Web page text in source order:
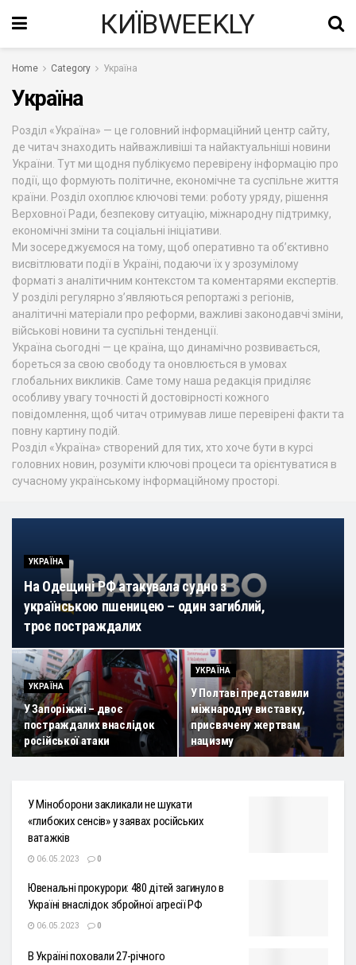
КИЇВWEEKLY
Home Category Україна
Україна
Розділ «Україна» — це головний інформаційний центр сайту,
де читач знаходить найважливіші та найактуальніші новини
України. Тут ми щодня публікуємо перевірену інформацію про
події, що формують політичне, економічне та суспільне життя
країни. Розділ охоплює ключові теми: роботу уряду, рішення
Верховної Ради, безпекову ситуацію, міжнародну підтримку,
економічні зміни та соціальні ініціативи.
Ми зосереджуємося на тому, щоб оперативно та об’єктивно
висвітлювати події в Україні, подаючи їх у зрозумілому
форматі з аналітичним контекстом та коментарями експертів.
У розділі регулярно з’являються репортажі з регіонів,
аналітичні матеріали про реформи, важливі законодавчі зміни,
військові новини та суспільні тенденції.
Україна сьогодні — це країна, що динамічно розвивається,
бореться за свою свободу та оновлюється в умовах
глобальних викликів. Саме тому наша редакція приділяє
особливу увагу точності й достовірності кожного
повідомлення, щоб читач отримував лише перевірені факти та
повну картину подій.
Розділ «Україна» створений для тих, хто хоче бути в курсі
головних новин, розуміти ключові процеси та орієнтуватися в
сучасному українському інформаційному просторі.
УКРАЇНА
На Одещині РФ атакувала судно з
українською пшеницею – один загиблий,
троє постраждалих
УКРАЇНА
У Запоріжжі – двоє
постраждалих внаслідок
російської атаки
УКРАЇНА
У Полтаві представили
міжнародну виставку,
присвячену жертвам
нацизму
У Міноборони закликали не шукати
«глибоких сенсів» у заявах російських
ватажків
06.05.2023 0
Ювенальні прокурори: 480 дітей загинуло в
Україні внаслідок збройної агресії РФ
06.05.2023 0
В Україні поховали 27-річного